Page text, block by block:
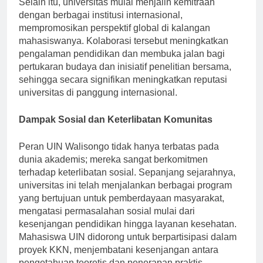
Selain itu, universitas mulai menjalin kemitraan
dengan berbagai institusi internasional,
mempromosikan perspektif global di kalangan
mahasiswanya. Kolaborasi tersebut meningkatkan
pengalaman pendidikan dan membuka jalan bagi
pertukaran budaya dan inisiatif penelitian bersama,
sehingga secara signifikan meningkatkan reputasi
Peran UIN Walisongo tidak hanya terbatas pada
dunia akademis; mereka sangat berkomitmen
terhadap keterlibatan sosial. Sepanjang sejarahnya,
universitas ini telah menjalankan berbagai program
yang bertujuan untuk pemberdayaan masyarakat,
mengatasi permasalahan sosial mulai dari
kesenjangan pendidikan hingga layanan kesehatan.
Mahasiswa UIN didorong untuk berpartisipasi dalam
proyek KKN, menjembatani kesenjangan antara